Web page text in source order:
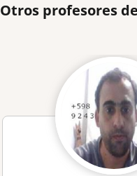
Otros profesores